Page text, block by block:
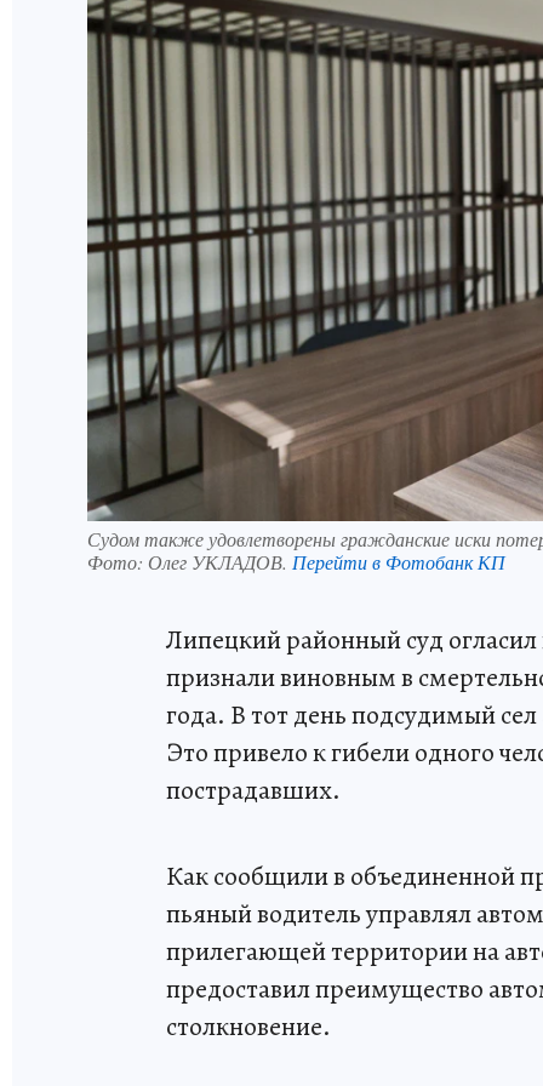
Судом также удовлетворены гражданские иски
Фото: Олег УКЛАДОВ. Перейти в Фотобанк КП
Липецкий районный суд
признали виновным в
года. В тот день подсудимый
Это привело к гибели одного
пострадавших.
Как сообщили в объединенной
пьяный водитель управлял
прилегающей территории на
предоставил преимущество
столкновение.